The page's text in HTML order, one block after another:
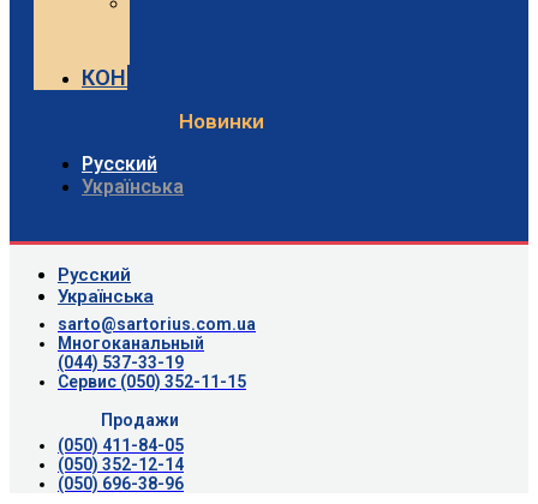
КОНТАКТЫ
Новинки
Русский
Українська
Русский
Українська
sarto@sartorius.com.ua
Многоканальный
(044) 537-33-19
Сервис (050) 352-11-15
Продажи
(050) 411-84-05
(050) 352-12-14
(050) 696-38-96